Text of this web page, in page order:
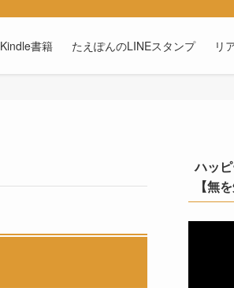
Kindle書籍 たえぽんのLINEスタンプ リ
ハッ
【無